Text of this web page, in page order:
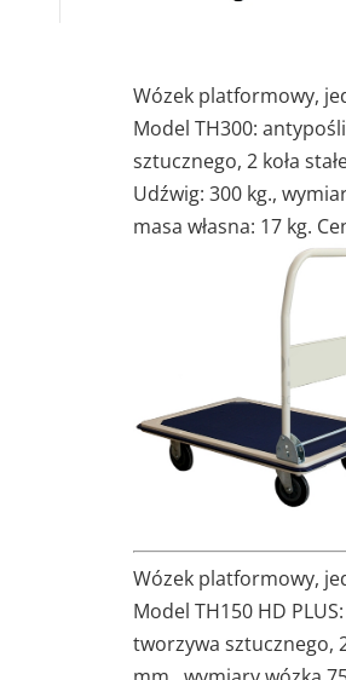
Wózek platformowy,
Model TH300:
sztucznego, 2 koła
Udźwig: 300 kg.,
masa własna: 17 kg.
Wózek platformowy,
Model TH150 HD
tworzywa sztucznego,